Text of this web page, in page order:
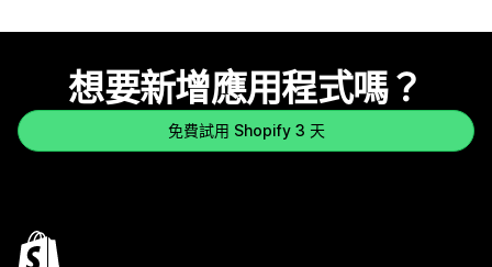
想要新增應用程式嗎？
免費試用 Shopify 3 天